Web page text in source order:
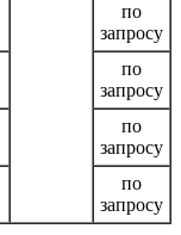
по
запросу
по
запросу
по
запросу
по
запросу